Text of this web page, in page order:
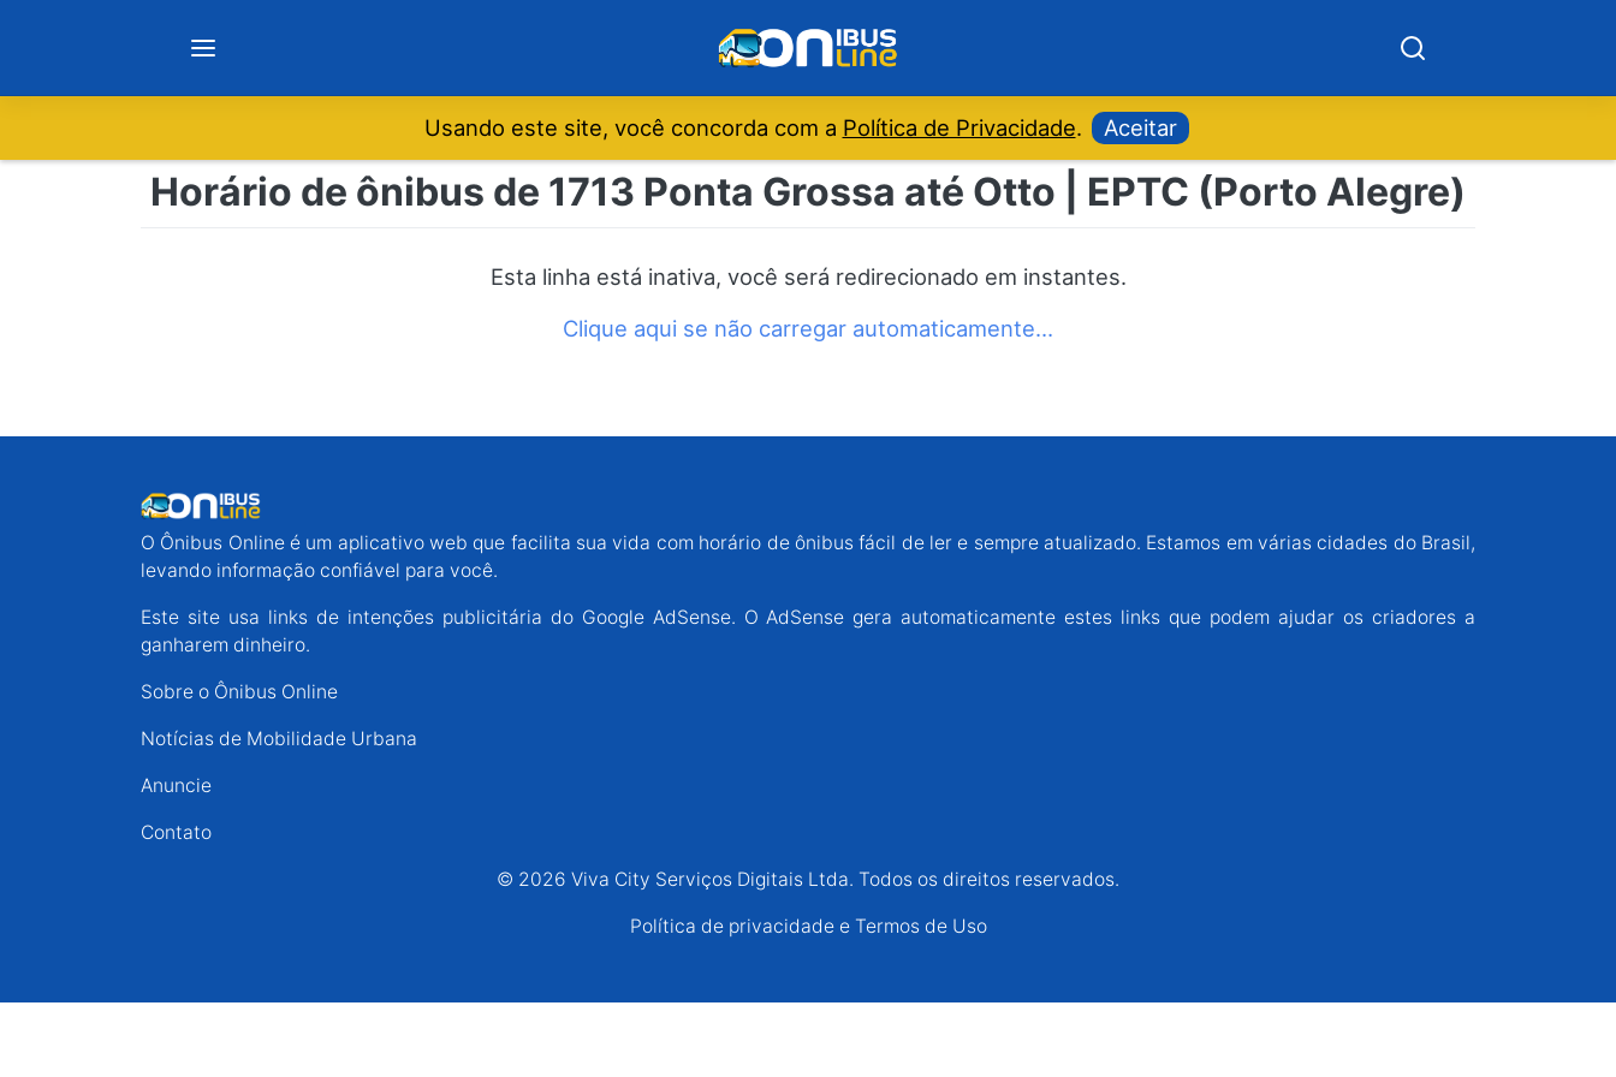
Notícias
Espírito Santo
Paraná
Rio Grande do Sul
Usando este site, você concorda com a Política de Privacidade. Aceitar
Horário de ônibus de 1713 Ponta Grossa até Otto | EPTC (Porto Alegre)
Esta linha está inativa, você será redirecionado em instantes.
Clique aqui se não carregar automaticamente…
O Ônibus Online é um aplicativo web que facilita sua vida com horário de ônibus fácil de ler e sempre atualizado. Estamos em várias cidades do Brasil,
levando informação confiável para você.
Este site usa links de intenções publicitária do Google AdSense. O AdSense gera automaticamente estes links que podem ajudar os criadores a
ganharem dinheiro.
Sobre o Ônibus Online
Notícias de Mobilidade Urbana
Anuncie
Contato
© 2026 Viva City Serviços Digitais Ltda. Todos os direitos reservados.
Política de privacidade e Termos de Uso